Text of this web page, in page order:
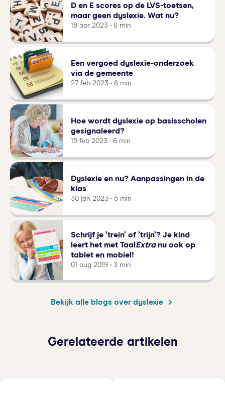
D en E scores op de LVS-toetsen,
maar geen dyslexie. Wat nu?
18 apr 2023 • 6 min
Een vergoed dyslexie-onderzoek
via de gemeente
27 feb 2023 • 6 min
Hoe wordt dyslexie op basisscholen
gesignaleerd?
15 feb 2023 • 6 min
Dyslexie en nu? Aanpassingen in de
klas
30 jan 2023 • 5 min
Schrijf je ’trein’ of ’trijn’? Je kind
leert het met Taal Extranu ook op
tablet en mobiel!
01 aug 2019 • 3 min
Bekijk alle blogs over dyslexie
Gerelateerde artikelen